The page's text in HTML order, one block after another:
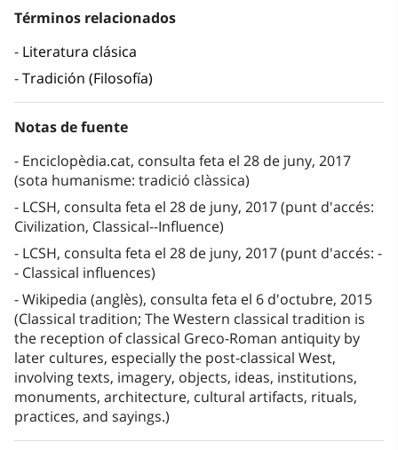
Términos relacionados
Literatura clásica
Tradición (Filosofía)
Notas de fuente
Enciclopèdia.cat, consulta feta el 28 de juny, 2017
(sota humanisme: tradició clàssica)
LCSH, consulta feta el 28 de juny, 2017 (punt d'accés:
Civilization, Classical--Influence)
LCSH, consulta feta el 28 de juny, 2017 (punt d'accés: -
- Classical influences)
Wikipedia (anglès), consulta feta el 6 d'octubre, 2015
(Classical tradition; The Western classical tradition is
the reception of classical Greco-Roman antiquity by
later cultures, especially the post-classical West,
involving texts, imagery, objects, ideas, institutions,
monuments, architecture, cultural artifacts, rituals,
practices, and sayings.)